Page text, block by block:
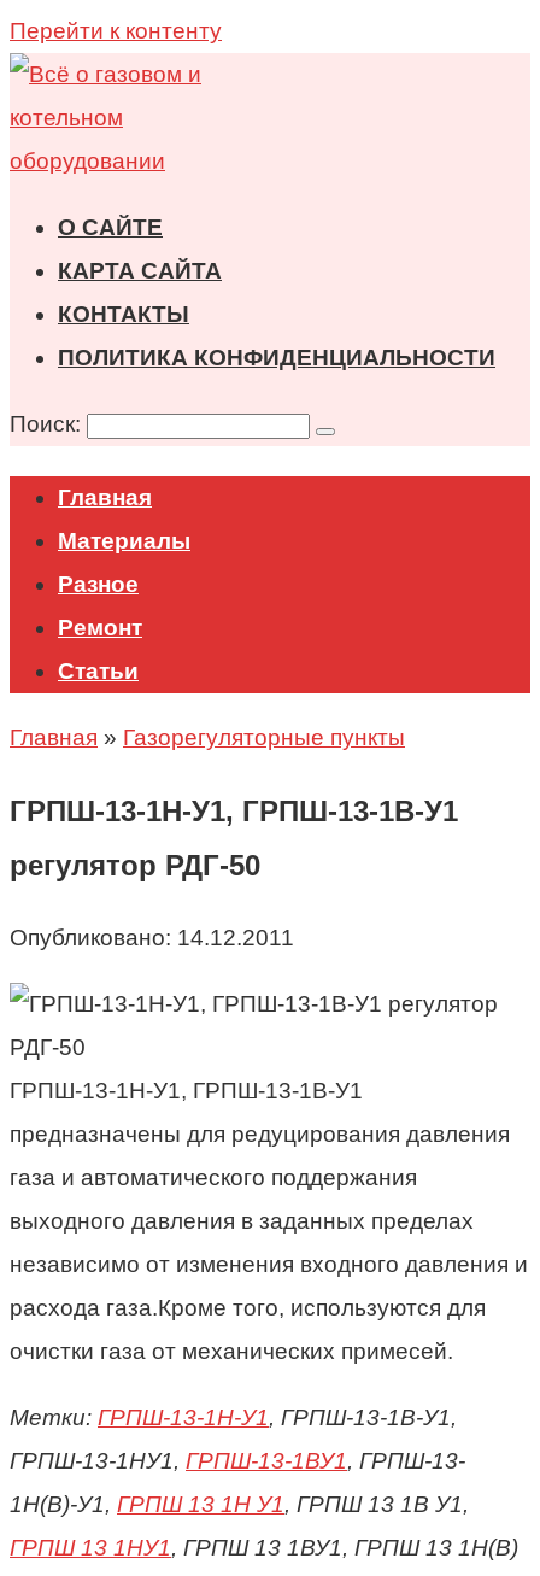
Перейти к контенту
О САЙТЕ
КАРТА САЙТА
КОНТАКТЫ
ПОЛИТИКА КОНФИДЕНЦИАЛЬНОСТИ
Поиск:
Главная
Материалы
Разное
Ремонт
Статьи
Главная » Газорегуляторные пункты
ГРПШ-13-1Н-У1, ГРПШ-13-1В-У1
регулятор РДГ-50
Опубликовано: 14.12.2011
ГРПШ-13-1Н-У1, ГРПШ-13-1В-У1
предназначены для редуцирования давления
газа и автоматического поддержания
выходного давления в заданных пределах
независимо от изменения входного давления и
расхода газа.Кроме того, используются для
очистки газа от механических примесей.
Метки: ГРПШ-13-1Н-У1, ГРПШ-13-1В-У1,
ГРПШ-13-1НУ1, ГРПШ-13-1ВУ1, ГРПШ-13-
1Н(В)-У1, ГРПШ 13 1Н У1, ГРПШ 13 1В У1,
ГРПШ 13 1НУ1, ГРПШ 13 1ВУ1, ГРПШ 13 1Н(В)